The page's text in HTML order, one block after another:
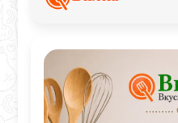
охлажденной подаче.